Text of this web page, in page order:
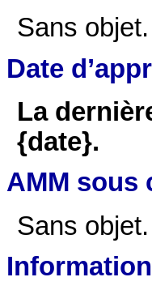
Sans objet.
Date
La
{date}.
AMM sous
Sans objet.